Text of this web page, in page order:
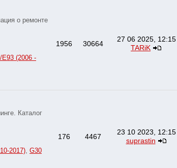
о ремонте
E93 (2006 -
1956 30664
27 06 2025, 12:15
TARiK
Каталог
2017) G30
176 4467
23 10 2023, 12:15
suprastin